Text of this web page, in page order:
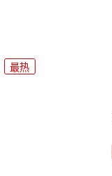
最热